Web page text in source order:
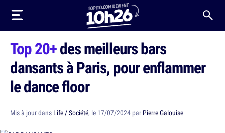
Top 20+des meilleurs bars
dansants à Paris, pour enflammer
le dance floor
Mis à jour dans Life / Société, le 17/07/2024 par Pierre Galouise